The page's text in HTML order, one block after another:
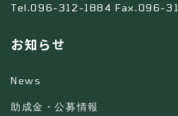
Tel.096-312-1884 Fax.096-
お知らせ
News
助成金・公募情報